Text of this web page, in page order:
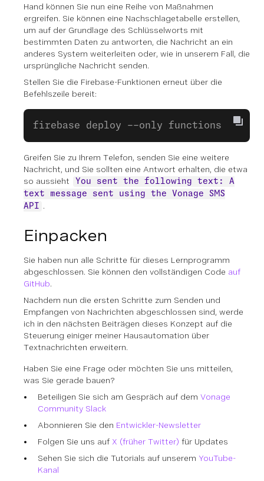
Hand können Sie nun eine Reihe von Maßnahmen
ergreifen. Sie können eine Nachschlagetabelle erstellen,
um auf der Grundlage des Schlüsselworts mit
bestimmten Daten zu antworten, die Nachricht an ein
anderes System weiterleiten oder, wie in unserem Fall, die
ursprüngliche Nachricht senden.
Stellen Sie die Firebase-Funktionen erneut über die
Befehlszeile bereit:
firebase deploy --only functions
Greifen Sie zu Ihrem Telefon, senden Sie eine weitere
Nachricht, und Sie sollten eine Antwort erhalten, die etwa
so aussieht
You sent the following text: A
text message sent using the Vonage SMS
API .
Einpacken
Sie haben nun alle Schritte für dieses Lernprogramm
abgeschlossen. Sie können den vollständigen Code auf
GitHub.
Nachdem nun die ersten Schritte zum Senden und
Empfangen von Nachrichten abgeschlossen sind, werde
ich in den nächsten Beiträgen dieses Konzept auf die
Steuerung einiger meiner Hausautomation über
Textnachrichten erweitern.
Haben Sie eine Frage oder möchten Sie uns mitteilen,
was Sie gerade bauen?
Beteiligen Sie sich am Gespräch auf dem Vonage
Community Slack
Abonnieren Sie den Entwickler-Newsletter
Folgen Sie uns auf X (früher Twitter) für Updates
Sehen Sie sich die Tutorials auf unserem YouTube-
Kanal